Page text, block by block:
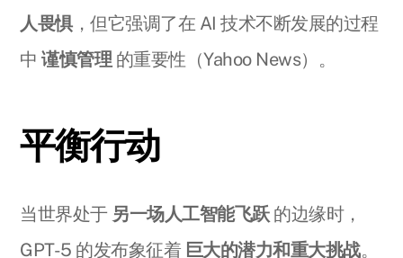
人畏惧，但它强调了在 AI 技术不断发展的过程
中谨慎管理 的重要性（Yahoo News）。
平衡行动
当世界处于 另一场人工智能飞跃的边缘时，
GPT-5 的发布象征着 巨大的潜力和重大挑战。